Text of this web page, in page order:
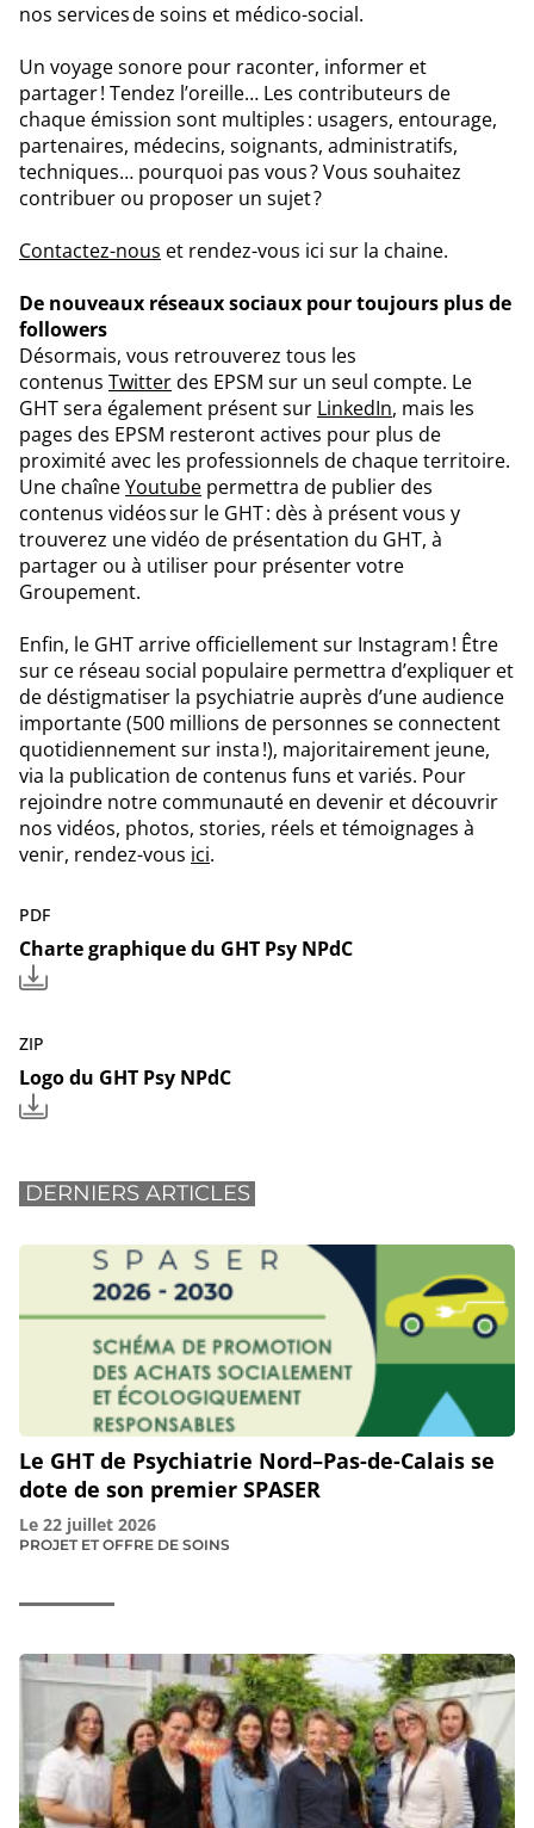
nos services de soins et médico-social.
Un voyage sonore pour raconter, informer et
partager ! Tendez l’oreille… Les contributeurs de
chaque émission sont multiples : usagers, entourage,
partenaires, médecins, soignants, administratifs,
techniques… pourquoi pas vous ? Vous souhaitez
contribuer ou proposer un sujet ?
Contactez-nous et rendez-vous ici sur la chaine.
De nouveaux réseaux sociaux pour toujours plus de
followers
Désormais, vous retrouverez tous les
contenus Twitterdes EPSM sur un seul compte. Le
GHT sera également présent sur LinkedIn, mais les
pages des EPSM resteront actives pour plus de
proximité avec les professionnels de chaque territoire.
Une chaîneYoutube permettra de publier des
contenus vidéos sur le GHT : dès à présent vous y
trouverez une vidéo de présentation du GHT, à
partager ou à utiliser pour présenter votre
Groupement.
Enfin, le GHT arrive officiellement sur Instagram ! Être
sur ce réseau social populaire permettra d’expliquer et
de déstigmatiser la psychiatrie auprès d’une audience
importante (500 millions de personnes se connectent
quotidiennement sur insta !), majoritairement jeune,
via la publication de contenus funs et variés. Pour
rejoindre notre communauté en devenir et découvrir
nos vidéos, photos, stories, réels et témoignages à
venir, rendez-vous ici.
PDF
Charte graphique du GHT Psy NPdC
ZIP
Logo du GHT Psy NPdC
DERNIERS ARTICLES
Le GHT de Psychiatrie Nord–Pas-de-Calais se
dote de son premier SPASER
Le 22 juillet 2026
PROJET ET OFFRE DE SOINS